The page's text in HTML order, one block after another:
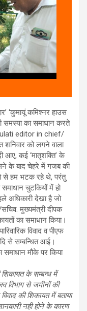
‘कुमायूं कमिश्नर हाउस
समस्या का समाधान करते
editor in chief/
शनिवार को लगने वाला
आए, कई ‘मातृशक्ति’ के
के बाद चेहरे में गजब की
से हम भटक रहे थे, परंतु
समाधान चुटकियों में हो
अधिकारी देखा है जो
मुख्यमंत्री दीपक
का समाधान किया।
विवाद व पीएफ
से सम्बन्धित आई।
समाधान मौके पर किया
शिकायत के सम्बन्ध में
विभाग से जमीनों की
की शिकायत में बताया
नही होने के कारण